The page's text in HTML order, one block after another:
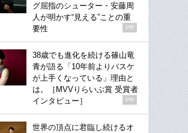
グ屈指のシューター・安藤周
人が明かす“見える”ことの重
要性
PR
38歳でも進化を続ける篠山竜
青が語る「10年前よりバスケ
が上手くなっている」理由と
は。［MVVりらいぶ賞 受賞者
インタビュー］
PR
世界の頂点に君臨し続けるオ